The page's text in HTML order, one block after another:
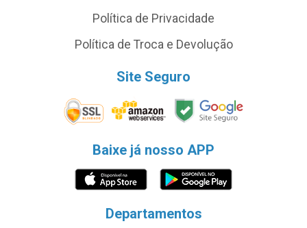
Política de Privacidade
Política de Troca e Devolução
Site Seguro
Baixe já nosso APP
Departamentos